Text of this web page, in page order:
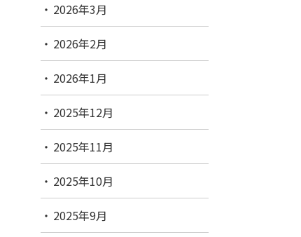
2026年3月
2026年2月
2026年1月
2025年12月
2025年11月
2025年10月
2025年9月